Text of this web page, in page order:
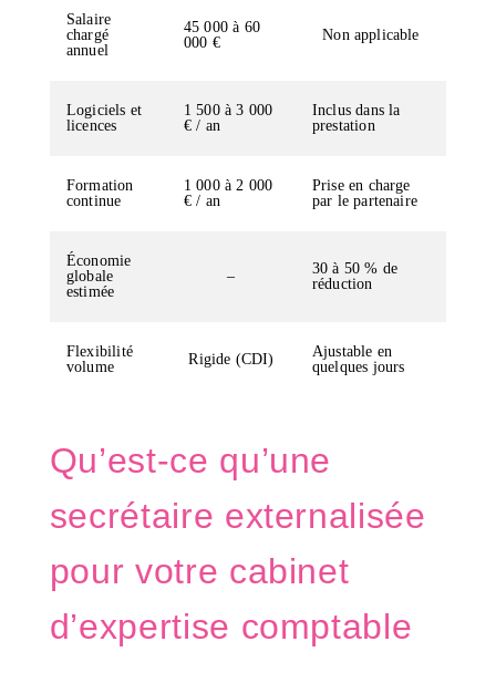
Salaire
chargé
annuel
45 000 à 60
000 €
Non applicable
Logiciels et
licences
1 500 à 3 000
€ / an
Inclus dans la
prestation
Formation
continue
1 000 à 2 000
€ / an
Prise en charge
par le partenaire
Économie
globale
estimée
–
30 à 50 % de
réduction
Flexibilité
volume
Rigide (CDI)
Ajustable en
quelques jours
Qu’est-ce qu’une
secrétaire externalisée
pour votre cabinet
d’expertise comptable